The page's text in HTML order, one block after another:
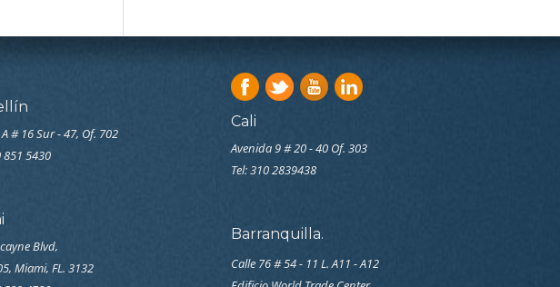
# 16 Sur - 47, Of. 702
851 5430
Blvd,
Miami, FL. 3132
Cali
Avenida 9 # 20 - 40 Of. 303
Tel:310 2839438
Barranquilla.
Calle 76 # 54 - 11 L. A11 - A12